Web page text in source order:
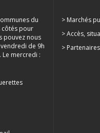
du
côtés pour
pouvez nous
de 9h
Le mercredi :
> Marchés
> Accès,
>